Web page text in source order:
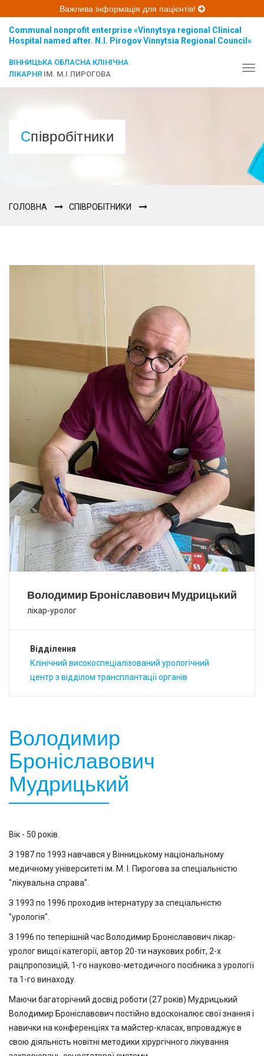
Важлива інформація для пацієнтів!
Communal nonprofit enterprise «Vinnytsya regional Clinical
Hospital named after. N.I. Pirogov Vinnytsia Regional Council»
ВІННИЦЬКА ОБЛАСНА КЛІНІЧНА
ЛІКАРНЯ ІМ. М.І.ПИРОГОВА
Співробітники
ГОЛОВНА СПІВРОБІТНИКИ
Володимир Броніславович Мудрицький
лікар-уролог
Відділення
Клінічний високоспеціалізований урологічний
центр з відділом трансплантації органів
Володимир
Броніславович
Мудрицький
Вік - 50 років.
З 1987 по 1993 навчався у Вінницькому національному
медичному університеті ім. М. І. Пирогова за спеціальністю
"лікувальна справа".
З 1993 по 1996 проходив інтернатуру за спеціальністю
"урологія".
З 1996 по теперішній час Володимир Броніславович лікар-
уролог вищої категорії, автор 20-ти наукових робіт, 2-х
рацпропозицій, 1-го науково-методичного посібника з урології
та 1-го винаходу.
Маючи багаторічний досвід роботи (27 років) Мудрицький
Володимир Броніславович постійно вдосконалює свої знання і
навички на конференціях та майстер-класах, впроваджує в
свою діяльність новітні методики хірургічного лікування